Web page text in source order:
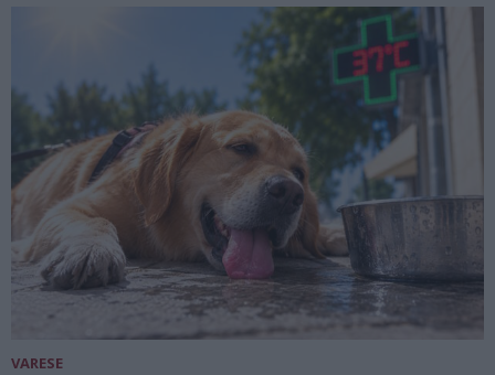
VARESE